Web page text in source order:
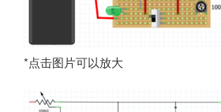
*点击图片可以放大